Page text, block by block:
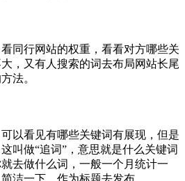
行网站的权重，看看对方哪些关
，又有人搜索的词去布局网站长尾
法。
看见有哪些关键词有展现，但是
叫做“追词”，意思就是什么关键词
去做什么词，一般一个月统计一